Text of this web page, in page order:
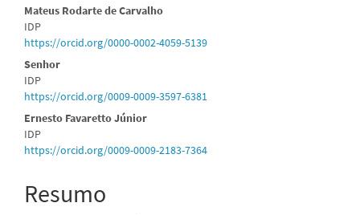
Conteúdo
do
artigo
principal
Mateus Rodarte de Carvalho
IDP
https://orcid.org/0000-0002-4059-5139
Senhor
IDP
https://orcid.org/0009-0009-3597-6381
Ernesto Favaretto Júnior
IDP
https://orcid.org/0009-0009-2183-7364
Resumo